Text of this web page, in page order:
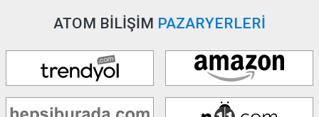
ATOM BİLİŞİM PAZARYERLERİ